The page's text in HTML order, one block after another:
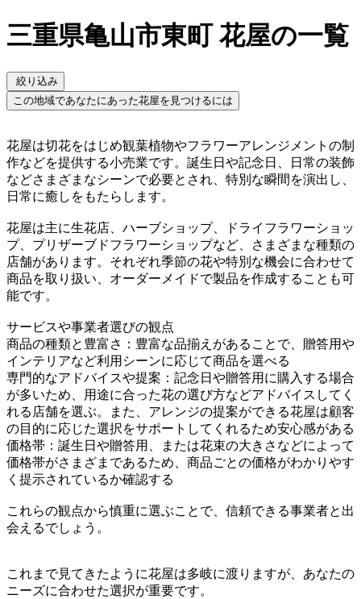
三重県亀山市東町 花屋の一覧
絞り込み
この地域であなたにあった花屋を見つけるには
花屋は切花をはじめ観葉植物やフラワーアレンジメントの制
作などを提供する小売業です。誕生日や記念日、日常の装飾
などさまざまなシーンで必要とされ、特別な瞬間を演出し、
日常に癒しをもたらします。
花屋は主に生花店、ハーブショップ、ドライフラワーショッ
プ、プリザーブドフラワーショップなど、さまざまな種類の
店舗があります。それぞれ季節の花や特別な機会に合わせて
商品を取り扱い、オーダーメイドで製品を作成することも可
能です。
サービスや事業者選びの観点
商品の種類と豊富さ：豊富な品揃えがあることで、贈答用や
インテリアなど利用シーンに応じて商品を選べる
専門的なアドバイスや提案：記念日や贈答用に購入する場合
が多いため、用途に合った花の選び方などアドバイスしてく
れる店舗を選ぶ。また、アレンジの提案ができる花屋は顧客
の目的に応じた選択をサポートしてくれるため安心感がある
価格帯：誕生日や贈答用、または花束の大きさなどによって
価格帯がさまざまであるため、商品ごとの価格がわかりやす
く提示されているか確認する
これらの観点から慎重に選ぶことで、信頼できる事業者と出
会えるでしょう。
これまで見てきたように花屋は多岐に渡りますが、あなたの
ニーズに合わせた選択が重要です。